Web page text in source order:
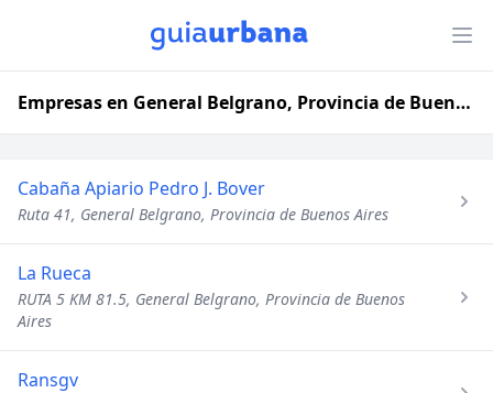
Empresas en General Belgrano, Provincia de Buenos Aires
Cabaña Apiario Pedro J. Bover
Ruta 41, General Belgrano, Provincia de Buenos Aires
La Rueca
RUTA 5 KM 81.5, General Belgrano, Provincia de Buenos
Aires
Ransgv